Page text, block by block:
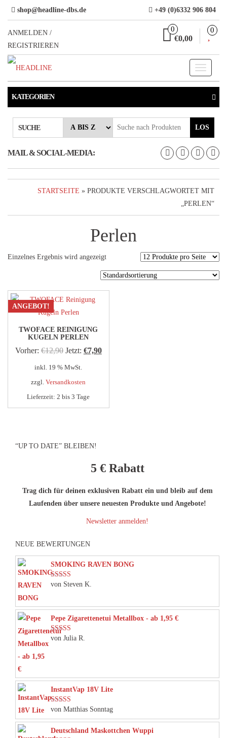
Direkt
zum
Inhalt
shop@headline-dbs.de +49 (0)6332 906 804
ANMELDEN /
REGISTRIEREN
0
€0,00
0
Toggle
KATEGORIEN
SUCHE LOS
MAIL & SOCIAL-MEDIA:
STARTSEITE » PRODUKTE VERSCHLAGWORTET MIT
„PERLEN“
Perlen
Einzelnes Ergebnis wird angezeigt
ANGEBOT!
TWOFACE REINIGUNG
KUGELN PERLEN
Vorher: €12,90 Ursprünglicher
Preis
war:
€12,90
Jetzt: €7,90Aktueller
inkl. 19 % MwSt.
zzgl.Versandkosten
Lieferzeit:2 bis 3 Tage
“UP TO DATE” BLEIBEN!
5 € Rabatt
Trag dich für deinen exklusiven Rabatt ein und bleib auf dem
Laufenden über unsere neuesten Produkte und Angebote!
Newsletter anmelden!
NEUE BEWERTUNGEN
SMOKING RAVEN BONG
Bewertet mit
von Steven K.
Pepe Zigarettenetui Metallbox - ab 1,95 €
Bewertet mit
von Julia R.
InstantVap 18V Lite
Bewertet mit
von Matthias Sonntag
Deutschland Maskottchen Wuppi